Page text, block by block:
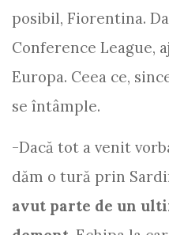
posibil, Fiorentina.
Conference League,
Europa. Ceea ce,
se întâmple.
-Dacă tot a venit
dăm o tură prin
avut parte de un